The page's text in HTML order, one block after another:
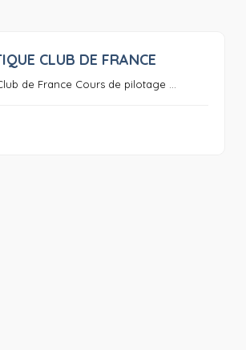
CLUB DE FRANCE
de France Cours de pilotage ...